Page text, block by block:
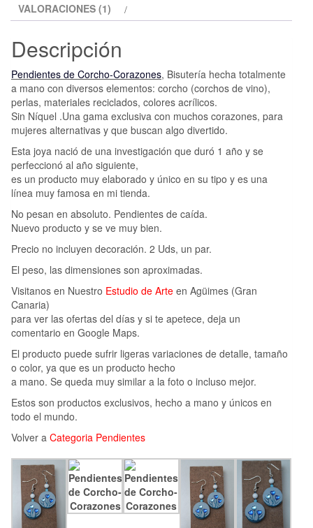
VALORACIONES (1)
Descripción
Pendientes de Corcho-Corazones, Bisutería hecha totalmente
a mano con diversos elementos: corcho (corchos de vino),
perlas, materiales reciclados, colores acrílicos.
Sin Níquel .Una gama exclusiva con muchos corazones, para
mujeres alternativas y que buscan algo divertido.
Esta joya nació de una investigación que duró 1 año y se
perfeccionó al año siguiente,
es un producto muy elaborado y único en su tipo y es una
línea muy famosa en mi tienda.
No pesan en absoluto. Pendientes de caída.
Nuevo producto y se ve muy bien.
Precio no incluyen decoración. 2 Uds, un par.
El peso, las dimensiones son aproximadas.
Visitanos en Nuestro Estudio de Arte en Agüimes (Gran
Canaria)
para ver las ofertas del días y si te apetece, deja un
comentario en Google Maps.
El producto puede sufrir ligeras variaciones de detalle, tamaño
o color, ya que es un producto hecho
a mano. Se queda muy similar a la foto o incluso mejor.
Estos son productos exclusivos, hecho a mano y únicos en
todo el mundo.
Volver a Categoria Pendientes